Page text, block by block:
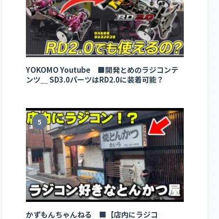
YOKOMO Youtube ■開発とめのラジコンテ
ンツ＿ SD3.0パーツはRD2.0に装着可能？
5
かずもんちゃんねる ■【店内にラジコ